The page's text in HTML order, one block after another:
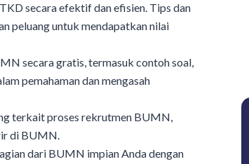
secara efektif dan efisien. Tips dan
peluang untuk mendapatkan nilai
secara gratis, termasuk contoh soal,
pemahaman dan mengasah
terkait proses rekrutmen BUMN,
di BUMN.
dari BUMN impian Anda dengan